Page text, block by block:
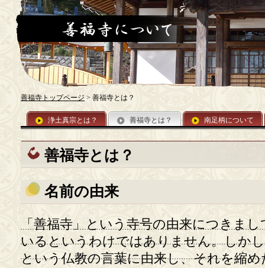
善福寺トップページ > 善福寺とは？
浄土真宗とは？ 善福寺とは？ 南足柄について
善福寺とは？
名前の由来
「善福寺」という寺号の由来につきま
いるというわけではありません。しか
という仏教の言葉に由来し、それを縮